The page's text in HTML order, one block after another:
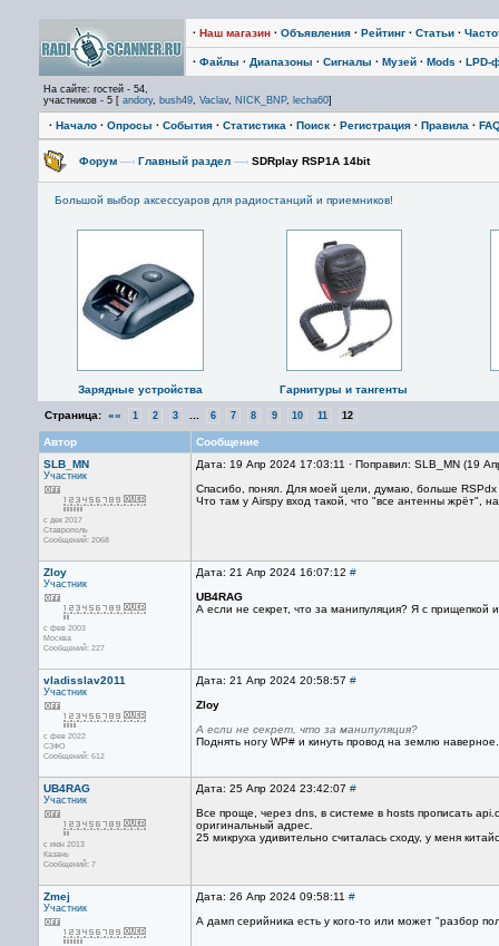
· Наш магазин · Объявления · Рейтинг · Статьи ·
· Файлы · Диапазоны · Сигналы · Музей · Mods · LPD-
На сайте: гостей - 54,
участников - 5 [ andory, bush49, Vaclav, NICK_BNP, lecha60]
· Начало · Опросы · События · Статистика · Поиск · Регистрация · Правила ·
Форум —› Главный раздел —› SDRplay RSP1A 14bit
Большой выбор аксессуаров для радиостанций и приемников!
Зарядные устройства Гарнитуры и тангенты
Страница: «« 1 2 3 6 7 8 9 10 11 12
Автор
Сообщение
SLB_MN
Участник
с дек 2017
Ставрополь
Сообщений: 2068
Дата: 19 Апр 2024 17:03:11 · Поправил: SLB_MN (19
Спacибо, понял. Для моей цели, думaю, больше RSPdx
Что тaм у Airspy вход тaкой, что "вcе aнтенны жрёт",
Zloy
Участник
с фев 2003
Москва
Сообщений: 227
Дата: 21 Апр 2024 16:07:12 #
UB4RAG
А если не секрет, что за манипуляция? Я с прищепкой
vladisslav2011
Участник
с фев 2022
СЗФО
Сообщений: 612
Дата: 21 Апр 2024 20:58:57 #
Zloy
А если не секрет, что за манипуляция?
Поднять ногу WP# и кинуть провод на землю
UB4RAG
Участник
с июн 2013
Казань
Сообщений: 7
Дата: 25 Апр 2024 23:42:07 #
Все проще, через dns, в системе в hosts прописать
оригинальный адрес.
25 микруха удивительно считалась сходу, у меня
Zmej
Участник
Дата: 26 Апр 2024 09:58:11 #
А дамп серийника есть у кого-то или может "разбор